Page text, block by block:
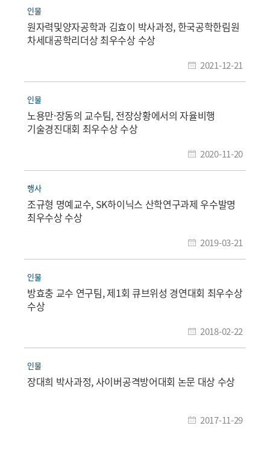
인물
원자력및양자공학과 김효이 박사과정, 한국공학한림원
차세대공학리더상 최우수상 수상
2021-12-21
인물
노용만·장동의 교수팀, 전장상황에서의 자율비행
기술경진대회 최우수상 수상
2020-11-20
행사
조규형 명예교수, SK하이닉스 산학연구과제 우수발명
최우수상 수상
2019-03-21
인물
방효충 교수 연구팀, 제1회 큐브위성 경연대회 최우수상
수상
2018-02-22
인물
장대희 박사과정, 사이버공격방어대회 논문 대상 수상
2017-11-29